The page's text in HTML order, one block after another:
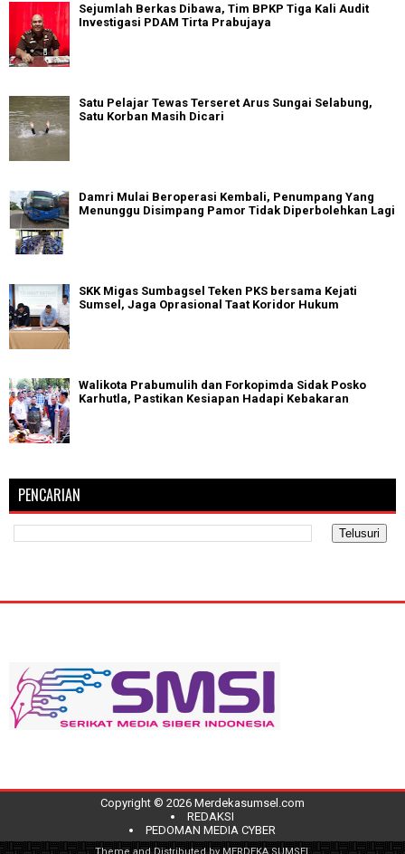
Sejumlah Berkas Dibawa, Tim BPKP Tiga Kali Audit
Investigasi PDAM Tirta Prabujaya
Satu Pelajar Tewas Terseret Arus Sungai Selabung,
Satu Korban Masih Dicari
Damri Mulai Beroperasi Kembali, Penumpang Yang
Menunggu Disimpang Pamor Tidak Diperbolehkan Lagi
SKK Migas Sumbagsel Teken PKS bersama Kejati
Sumsel, Jaga Oprasional Taat Koridor Hukum
Walikota Prabumulih dan Forkopimda Sidak Posko
Karhutla, Pastikan Kesiapan Hadapi Kebakaran
PENCARIAN
Copyright © 2026 Merdekasumsel.com
REDAKSI
PEDOMAN MEDIA CYBER
Theme and Distributed by MERDEKA SUMSEL